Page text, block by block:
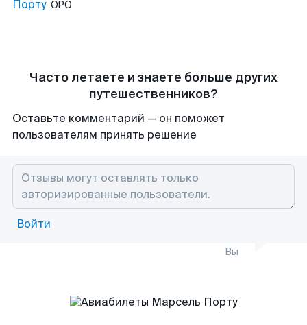
Порту OPO
Часто летаете и знаете больше других
путешественников?
Оставьте комментарий — он поможет
пользователям принять решение
Войти
Вы